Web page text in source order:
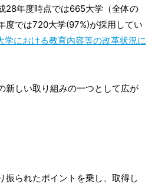
28年度時点では665大学（全体の
度では720大学(97%)が採用してい
学における教育内容等の改革状況に
新しい取り組みの一つとして広が
振られたポイントを乗し、取得し